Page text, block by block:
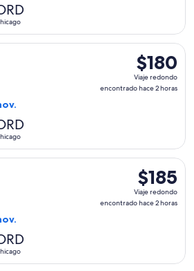
$180
Viaje
redondo,
$180
Viaje redondo
encontrado hace 2 horas
Airlines, con salida el mié,
$185
Viaje
redondo,
$185
Viaje redondo
encontrado hace 2 horas
Airlines, con salida el mié,